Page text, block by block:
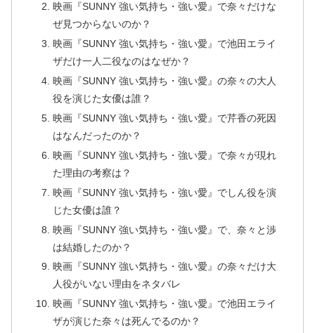
映画『SUNNY 強い気持ち・強い愛』で奈々だけな
ぜ見つからないのか？
映画『SUNNY 強い気持ち・強い愛』で池田エライ
ザだけ一人二役なのはなぜか？
映画『SUNNY 強い気持ち・強い愛』の奈々の大人
役を演じた女優は誰？
映画『SUNNY 強い気持ち・強い愛』で芹香の死因
はなんだったのか？
映画『SUNNY 強い気持ち・強い愛』で奈々が現れ
た理由の考察は？
映画『SUNNY 強い気持ち・強い愛』でしん役を演
じた女優は誰？
映画『SUNNY 強い気持ち・強い愛』で、奈々と渉
は結婚したのか？
映画『SUNNY 強い気持ち・強い愛』の奈々だけ大
人役がいない理由をネタバレ
映画『SUNNY 強い気持ち・強い愛』で池田エライ
ザが演じた奈々は死んでるのか？